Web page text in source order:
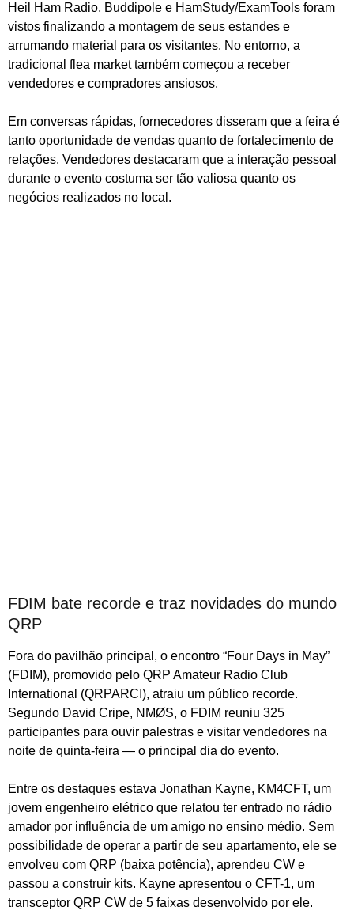
Heil Ham Radio, Buddipole e HamStudy/ExamTools foram
vistos finalizando a montagem de seus estandes e
arrumando material para os visitantes. No entorno, a
tradicional flea market também começou a receber
vendedores e compradores ansiosos.
Em conversas rápidas, fornecedores disseram que a feira é
tanto oportunidade de vendas quanto de fortalecimento de
relações. Vendedores destacaram que a interação pessoal
durante o evento costuma ser tão valiosa quanto os
negócios realizados no local.
FDIM bate recorde e traz novidades do mundo
QRP
Fora do pavilhão principal, o encontro “Four Days in May”
(FDIM), promovido pelo QRP Amateur Radio Club
International (QRPARCI), atraiu um público recorde.
Segundo David Cripe, NMØS, o FDIM reuniu 325
participantes para ouvir palestras e visitar vendedores na
noite de quinta-feira — o principal dia do evento.
Entre os destaques estava Jonathan Kayne, KM4CFT, um
jovem engenheiro elétrico que relatou ter entrado no rádio
amador por influência de um amigo no ensino médio. Sem
possibilidade de operar a partir de seu apartamento, ele se
envolveu com QRP (baixa potência), aprendeu CW e
passou a construir kits. Kayne apresentou o CFT-1, um
transceptor QRP CW de 5 faixas desenvolvido por ele.